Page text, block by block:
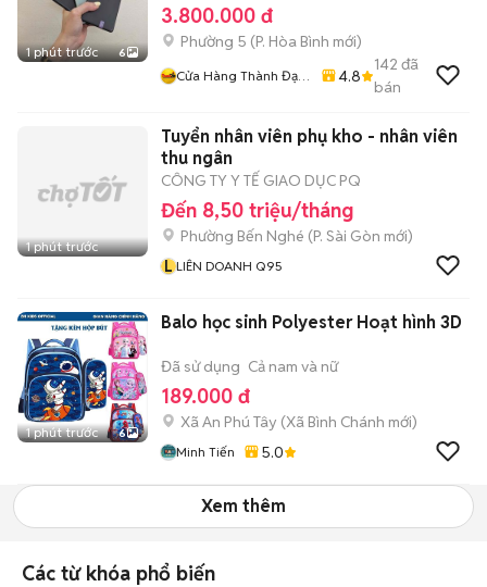
1 phút trước 6
3.800.000 đ
Phường 5 (P. Hòa Bình mới)
Cửa Hàng Thành Đạt
4.8
142 đã
bán
1 phút trước
Tuyển nhân viên phụ kho - nhân viên
thu ngân
CÔNG TY Y TẾ GIAO DỤC PQ
Đến 8,50 triệu/tháng
Phường Bến Nghé (P. Sài Gòn mới)
L LIÊN DOANH Q95
1 phút trước 6
Balo học sinh Polyester Hoạt hình 3D
Đã sử dụng Cả nam và nữ
189.000 đ
Xã An Phú Tây (Xã Bình Chánh mới)
Minh Tiến 5.0
Xem thêm
Các từ khóa phổ biến